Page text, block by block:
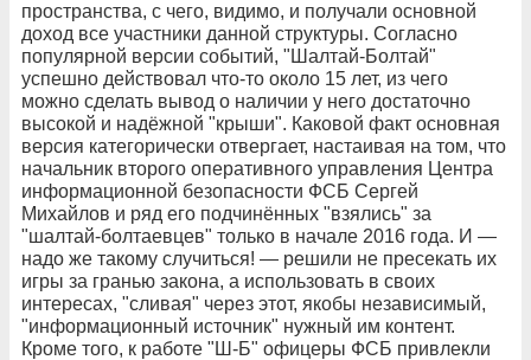
пространства, с чего, видимо, и получали основной
доход все участники данной структуры. Согласно
популярной версии событий, "Шалтай-Болтай"
успешно действовал что-то около 15 лет, из чего
можно сделать вывод о наличии у него достаточно
высокой и надёжной "крыши". Каковой факт основная
версия категорически отвергает, настаивая на том, что
начальник второго оперативного управления Центра
информационной безопасности ФСБ Сергей
Михайлов и ряд его подчинённых "взялись" за
"шалтай-болтаевцев" только в начале 2016 года. И —
надо же такому случиться! — решили не пресекать их
игры за гранью закона, а использовать в своих
интересах, "сливая" через этот, якобы независимый,
"информационный источник" нужный им контент.
Кроме того, к работе "Ш‑Б" офицеры ФСБ привлекли